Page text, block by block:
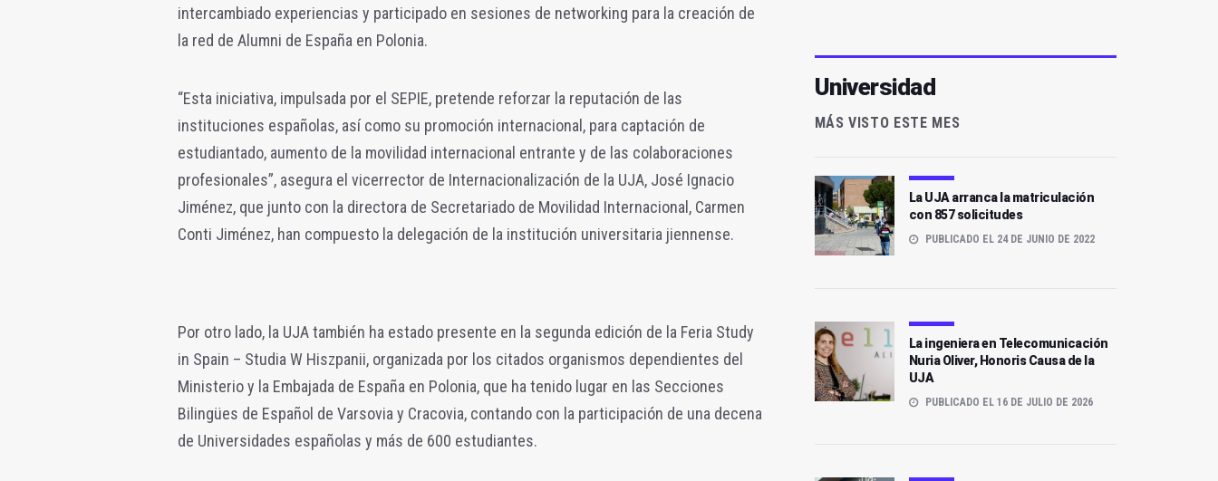
intercambiado experiencias y participado en sesiones de networking para la creación de
la red de Alumni de España en Polonia.
“Esta iniciativa, impulsada por el SEPIE, pretende reforzar la reputación de las
instituciones españolas, así como su promoción internacional, para captación de
estudiantado, aumento de la movilidad internacional entrante y de las colaboraciones
profesionales”, asegura el vicerrector de Internacionalización de la UJA, José Ignacio
Jiménez, que junto con la directora de Secretariado de Movilidad Internacional, Carmen
Conti Jiménez, han compuesto la delegación de la institución universitaria jiennense.
Por otro lado, la UJA también ha estado presente en la segunda edición de la Feria Study
in Spain – Studia W Hiszpanii, organizada por los citados organismos dependientes del
Ministerio y la Embajada de España en Polonia, que ha tenido lugar en las Secciones
Bilingües de Español de Varsovia y Cracovia, contando con la participación de una decena
de Universidades españolas y más de 600 estudiantes.
Universidad
MÁS VISTO ESTE MES
La UJA arranca la matriculación
con 857 solicitudes
PUBLICADO EL 24 DE JUNIO DE 2022
La ingeniera en Telecomunicación
Nuria Oliver, Honoris Causa de la
UJA
PUBLICADO EL 16 DE JULIO DE 2026